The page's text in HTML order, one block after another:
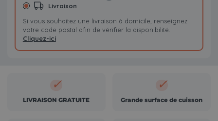
Livraison
Si vous souhaitez une livraison à domicile, renseignez
votre code postal afin de vérifier la disponibilité.
Cliquez-ici
✓
LIVRAISON GRATUITE
✓
Grande surface de cuisson